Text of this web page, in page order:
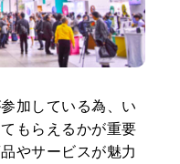
加している為、い
もらえるかが重要
やサービスが魅力